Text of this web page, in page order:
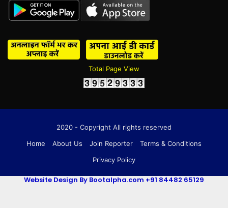
Total Page View
2020 - Copyright All rights reserved
Home
About Us Join Reporter
Terms & Conditions
Privacy Policy
Website Design By Bootalpha.com +91 84482 65129